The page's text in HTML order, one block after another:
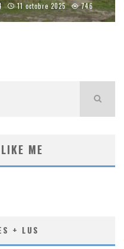
11 octobre 2025 746
ME
+ LUS